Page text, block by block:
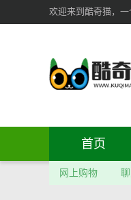
欢迎来到酷奇猫，
首页
网上购物